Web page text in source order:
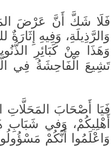
فَلَا شَكَّ أَنَّ عَرْضَ
وَالرَّذِيلَةِ، وَفِيهِ
وَهَذَا مِنْ كَبَائِرِ
تَشِيعَ الْفَاحِشَةُ فِي
فَيَا أَصْحَابَ المَحَلَّاتِ
أَهْلِيكُمْ، وَفي شَبَابِ
وَاعْلَمُوا أَنَّكُمْ